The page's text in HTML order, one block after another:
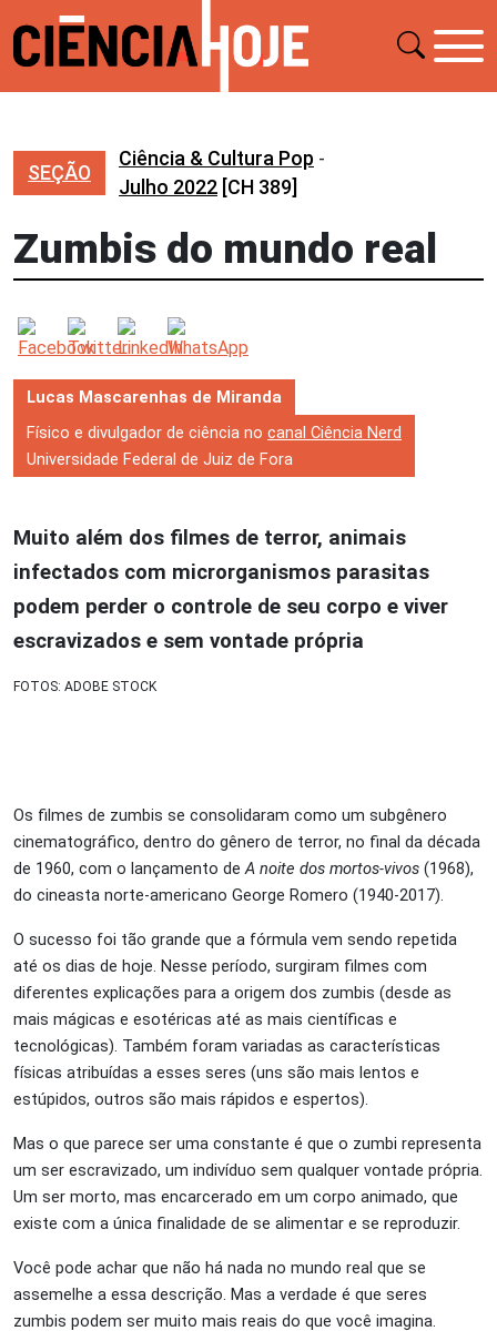
SEÇÃO
Ciência & Cultura Pop -
Julho 2022 [CH 389]
Zumbis do mundo real
Lucas Mascarenhas de Miranda
Físico e divulgador de ciência no canal Ciência Nerd
Universidade Federal de Juiz de Fora
Muito além dos filmes de terror, animais
infectados com microrganismos parasitas
podem perder o controle de seu corpo e viver
escravizados e sem vontade própria
FOTOS: ADOBE STOCK
Os filmes de zumbis se consolidaram como um subgênero
cinematográfico, dentro do gênero de terror, no final da década
de 1960, com o lançamento deA noite dos mortos-vivos (1968),
do cineasta norte-americano George Romero (1940-2017).
O sucesso foi tão grande que a fórmula vem sendo repetida
até os dias de hoje. Nesse período, surgiram filmes com
diferentes explicações para a origem dos zumbis (desde as
mais mágicas e esotéricas até as mais científicas e
tecnológicas). Também foram variadas as características
físicas atribuídas a esses seres (uns são mais lentos e
estúpidos, outros são mais rápidos e espertos).
Mas o que parece ser uma constante é que o zumbi representa
um ser escravizado, um indivíduo sem qualquer vontade própria.
Um ser morto, mas encarcerado em um corpo animado, que
existe com a única finalidade de se alimentar e se reproduzir.
Você pode achar que não há nada no mundo real que se
assemelhe a essa descrição. Mas a verdade é que seres
zumbis podem ser muito mais reais do que você imagina.